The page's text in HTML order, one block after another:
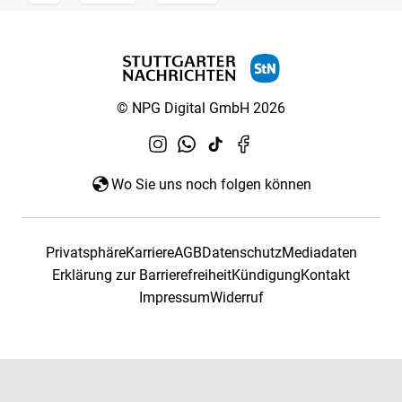
© NPG Digital GmbH 2026
Wo Sie uns noch folgen können
PrivatsphäreKarriereAGBDatenschutzMediadaten
Erklärung zur BarrierefreiheitKündigungKontakt
ImpressumWiderruf